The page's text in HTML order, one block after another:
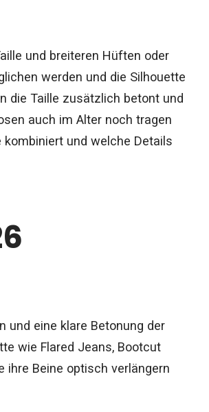
und breiteren Hüften oder
werden und die Silhouette
die Taille zusätzlich betont und
auch im Alter noch tragen
und welche Details
und eine klare Betonung der
wie Flared Jeans, Bootcut
ihre Beine optisch verlängern